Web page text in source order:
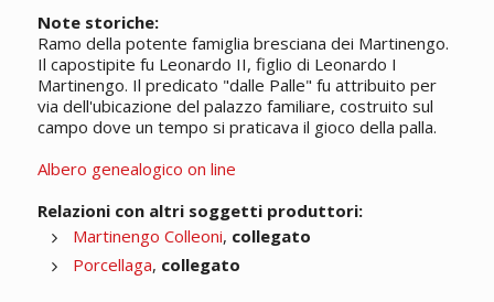
Note storiche:
Ramo della potente famiglia bresciana dei Martinengo.
Il capostipite fu Leonardo II, figlio di Leonardo I
Martinengo. Il predicato "dalle Palle" fu attribuito per
via dell'ubicazione del palazzo familiare, costruito sul
campo dove un tempo si praticava il gioco della palla.
Albero genealogico on line
Relazioni con altri soggetti produttori:
Martinengo Colleoni, collegato
Porcellaga, collegato